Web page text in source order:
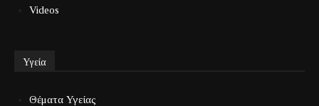
Videos
Υγεία
Θέματα Υγείας